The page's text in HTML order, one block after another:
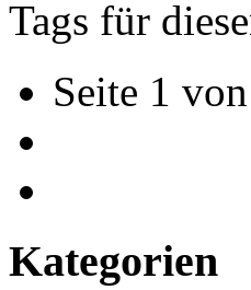
Tags für
Seite 1
Kategorien